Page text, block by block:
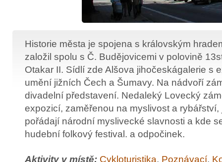
Historie města je spojena s královským
založil spolu s Č. Budějovicemi v polovině
Otakar II. Sídlí zde Alšova jihočeskágalerie s
umění jižních Čech a Šumavy. Na nádvoří
divadelní představení. Nedaleký Lovecký
expozicí, zaměřenou na myslivost a
pořádají národní myslivecké slavnosti a kde
hudební folkový festival. a odpočinek.
Aktivity v místě: Cykloturistika, Poznávací,